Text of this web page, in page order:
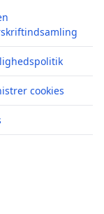
cookies